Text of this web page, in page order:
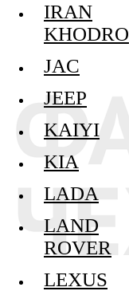
IRAN
KHODRO
JAC
JEEP
KAIYI
KIA
LADA
LAND
ROVER
LEXUS